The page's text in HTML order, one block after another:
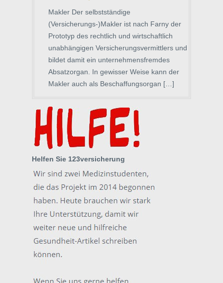
Makler Der selbstständige
(Versicherungs-)Makler ist nach Farny der
Prototyp des rechtlich und wirtschaftlich
unabhängigen Versicherungsvermittlers und
bildet damit ein unternehmensfremdes
Absatzorgan. In gewisser Weise kann der
Makler auch als Beschaffungsorgan […]
Helfen Sie 123versicherung